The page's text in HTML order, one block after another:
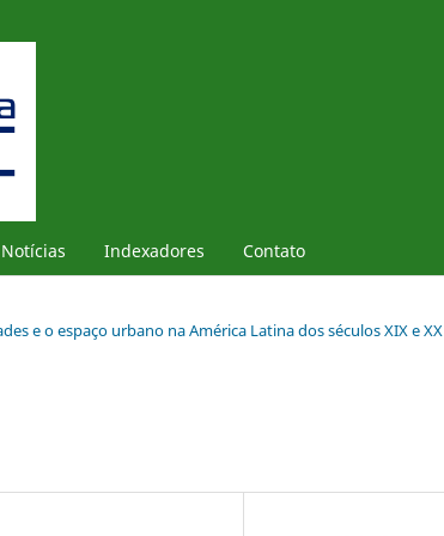
Notícias Indexadores Contato
e o espaço urbano na América Latina dos séculos XIX e XX